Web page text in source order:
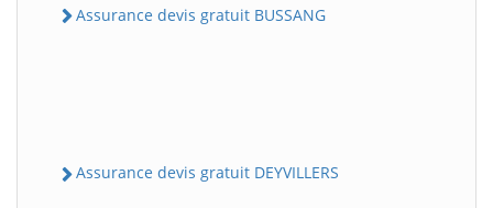
Assurance devis gratuit BUSSANG
Assurance devis gratuit DEYVILLERS